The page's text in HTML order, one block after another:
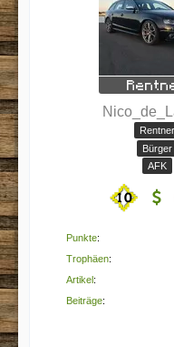
Rentner
Bürger
AFK
Punkte
Trophäen
Artikel
Beiträge